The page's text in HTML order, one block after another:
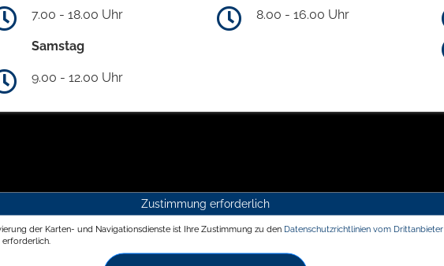
7.00 - 18.00 Uhr
Samstag
9.00 - 12.00 Uhr
8.00 - 16.00 Uhr
Zustimmung erforderlich
der Karten- und Navigationsdienste ist Ihre Zustimmung zu den Datenschutzrichtlinien vom Drittanbieter
erforderlich.